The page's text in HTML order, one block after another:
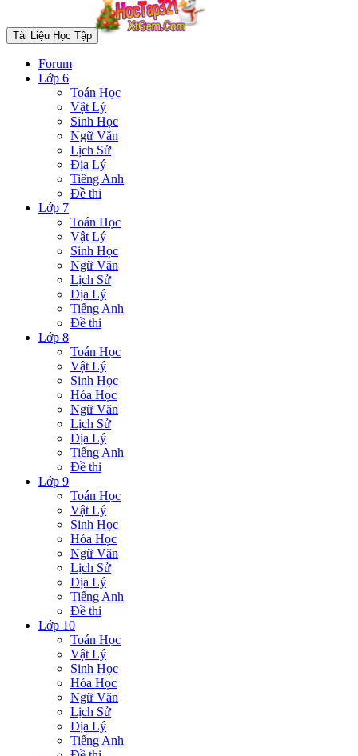
Tài Liệu Học Tập
Forum
Lớp 6
Toán Học
Vật Lý
Sinh Học
Ngữ Văn
Lịch Sử
Địa Lý
Tiếng Anh
Đề thi
Lớp 7
Toán Học
Vật Lý
Sinh Học
Ngữ Văn
Lịch Sử
Địa Lý
Tiếng Anh
Đề thi
Lớp 8
Toán Học
Vật Lý
Sinh Học
Hóa Học
Ngữ Văn
Lịch Sử
Địa Lý
Tiếng Anh
Đề thi
Lớp 9
Toán Học
Vật Lý
Sinh Học
Hóa Học
Ngữ Văn
Lịch Sử
Địa Lý
Tiếng Anh
Đề thi
Lớp 10
Toán Học
Vật Lý
Sinh Học
Hóa Học
Ngữ Văn
Lịch Sử
Địa Lý
Tiếng Anh